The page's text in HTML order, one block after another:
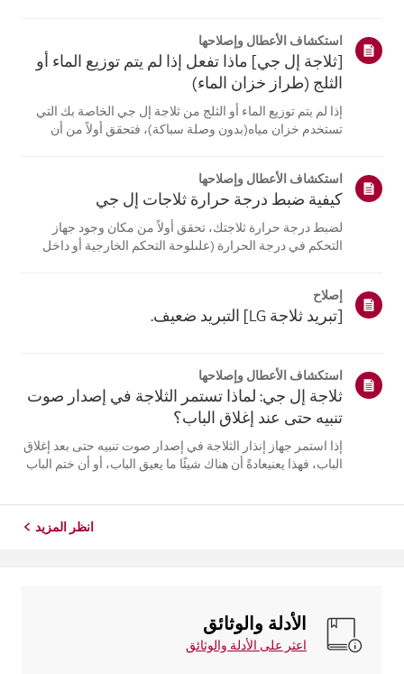
الاتصال بدعم عم...
استكشاف الأعطال وإصلاحها
[ثلاجة إل جي] ماذا تفعل إذا لم يتم توزيع الماء أو
الثلج (طراز خزان الماء)
إذا لم يتم توزيع الماء أو الثلج من ثلاجة إل جي الخاصة بك التي
تستخدم خزان مياه(بدون وصلة سباكة)، فتحقق أولاً من أن
الخزان، أو ما إ...
استكشاف الأعطال وإصلاحها
كيفية ضبط درجة حرارة ثلاجات إل جي
لضبط درجة حرارة ثلاجتك، تحقق أولاً من مكان وجود جهاز
التحكم في درجة الحرارة (علىلوحة التحكم الخارجية أو داخل
درجة الحرارة.بالن...
إصلاح
[تبريد ثلاجة LG] التبريد ضعيف.
استكشاف الأعطال وإصلاحها
ثلاجة إل جي: لماذا تستمر الثلاجة في إصدار صوت
تنبيه حتى عند إغلاق الباب؟
إذا استمر جهاز إنذار الثلاجة في إصدار صوت تنبيه حتى بعد إغلاق
الباب، فهذا يعنيعادةً أن هناك شيئًا ما يعيق الباب، أو أن ختم الباب
انظر المزيد
الأدلة والوثائق
اعثر على الأدلة والوثائق